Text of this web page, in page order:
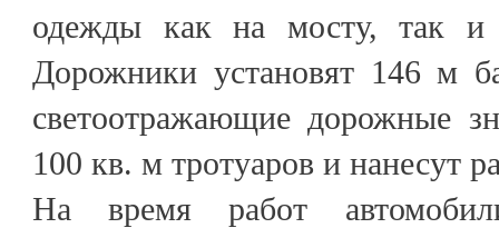
одежды как на мосту, так и
Дорожники установят 146 м
светоотражающие дорожные
100 кв. м тротуаров и нанесут
На время работ